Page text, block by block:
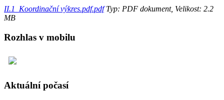
II.1_Koordinační výkres.pdf.pdfTyp: PDF dokument, Velikost: 2.2
MB
Rozhlas v mobilu
Aktuální počasí